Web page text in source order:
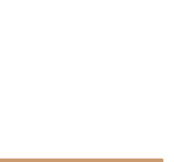
by Telli´s Welt